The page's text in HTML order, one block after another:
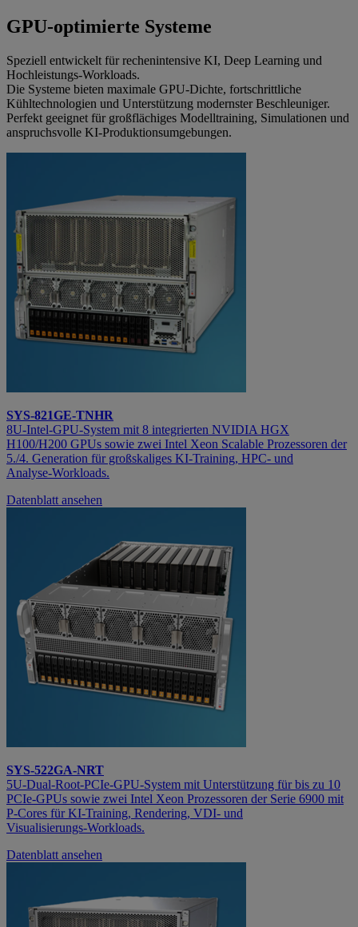
GPU-optimierte Systeme
Speziell entwickelt für rechenintensive KI, Deep Learning und
Hochleistungs-Workloads.
Die Systeme bieten maximale GPU-Dichte, fortschrittliche
Kühltechnologien und Unterstützung modernster Beschleuniger.
Perfekt geeignet für großflächiges Modelltraining, Simulationen und
anspruchsvolle KI-Produktionsumgebungen.
SYS-821GE-TNHR
8U‑Intel‑GPU‑System mit 8 integrierten NVIDIA HGX
H100/H200 GPUs sowie zwei Intel Xeon Scalable Prozessoren der
5./4. Generation für großskaliges KI‑Training, HPC‑ und
Analyse‑Workloads.
Datenblatt ansehen
SYS-522GA-NRT
5U‑Dual‑Root‑PCIe‑GPU‑System mit Unterstützung für bis zu 10
PCIe‑GPUs sowie zwei Intel Xeon Prozessoren der Serie 6900 mit
P‑Cores für KI‑Training, Rendering, VDI‑ und
Visualisierungs‑Workloads.
Datenblatt ansehen